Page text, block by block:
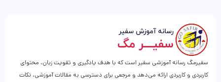
سفیرمگ رسانه آموزشی سفیر است که با هدف یادگیری و تقویت زبان، محتوای
کاربردی و کاربردی ارائه می‌دهد و مرجعی برای دسترسی به مقالات آموزشی، نکات